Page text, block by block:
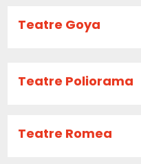
Teatre Goya
Teatre Poliorama
Teatre Romea